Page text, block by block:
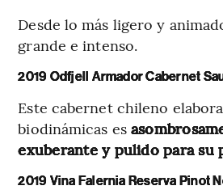
Desde lo más ligero y
grande e intenso.
2019 Odfjell Armador Cabernet
Este cabernet chileno
biodinámicas es
exuberante y pulido para su
2019 Vina Falernia Reserva Pinot